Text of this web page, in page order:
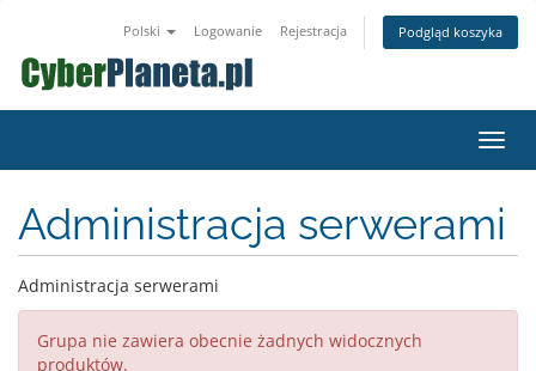
Polski Logowanie Rejestracja Podgląd koszyka
Administracja serwerami
Administracja serwerami
Grupa nie zawiera obecnie żadnych widocznych
produktów.